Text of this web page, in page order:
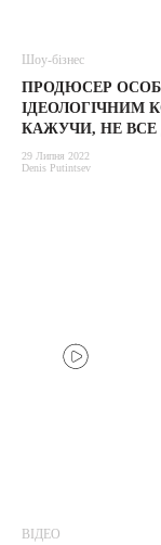
Шоу-бізнес
ПРОДЮСЕР
ІДЕОЛОГІЧНИМ
КАЖУЧИ, НЕ ВСЕ
29 Липня 2022
Denis Putintsev
ВІДЕО